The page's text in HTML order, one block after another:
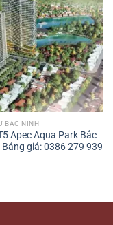
BẮC NINH
Apec Aqua Park Bắc
giá: 0386 279 939